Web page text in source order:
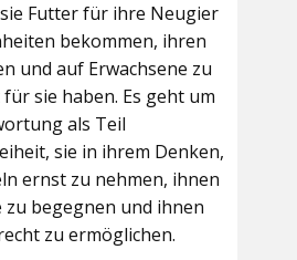
Futter für ihre Neugier
bekommen, ihren
und auf Erwachsene zu
sie haben. Es geht um
als Teil
sie in ihrem Denken,
ernst zu nehmen, ihnen
begegnen und ihnen
zu ermöglichen.